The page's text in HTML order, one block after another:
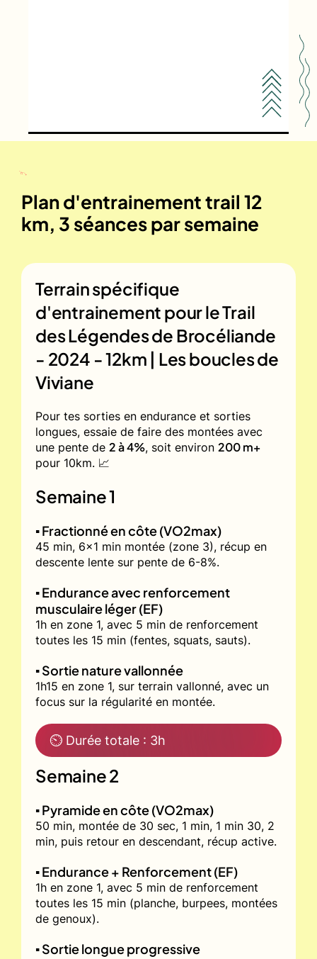
Plan d'entrainement trail 12
km, 3 séances par semaine
Terrain spécifique
d'entrainement pour leTrail
des Légendes de Brocéliande
- 2024 - 12km | Les boucles de
Viviane
Pour tes sorties en endurance et sorties
longues, essaie de faire des montées avec
une pente de 2 à 4%, soit environ 200 m+
pour 10km. 📈
Semaine 1
▪️ Fractionné en côte (VO2max)
45 min, 6x1 min montée (zone 3), récup en
descente lente sur pente de 6-8%.
▪️ Endurance avec renforcement
musculaire léger (EF)
1h en zone 1, avec 5 min de renforcement
toutes les 15 min (fentes, squats, sauts).
▪️ Sortie nature vallonnée
1h15 en zone 1, sur terrain vallonné, avec un
focus sur la régularité en montée.
⏲ Durée totale : 3h
Semaine 2
▪️ Pyramide en côte (VO2max)
50 min, montée de 30 sec, 1 min, 1 min 30, 2
min, puis retour en descendant, récup active.
▪️ Endurance + Renforcement (EF)
1h en zone 1, avec 5 min de renforcement
toutes les 15 min (planche, burpees, montées
de genoux).
▪️ Sortie longue progressive